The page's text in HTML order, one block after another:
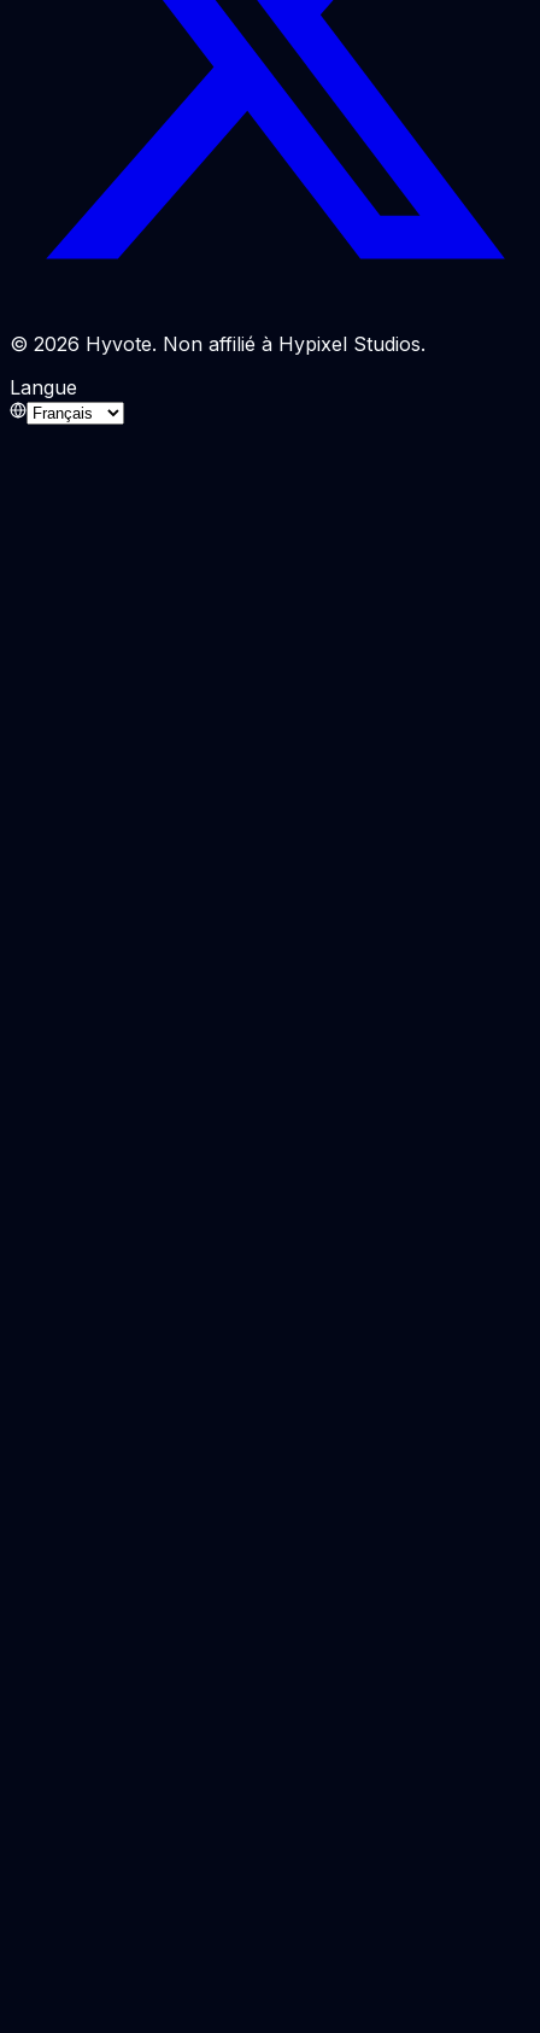
© 2026 Hyvote. Non affilié à Hypixel Studios.
Langue